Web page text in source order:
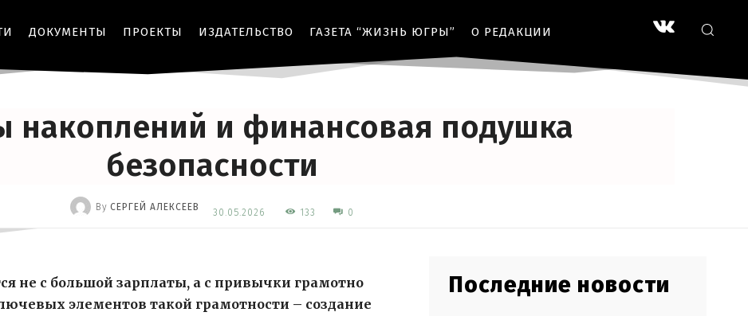
ДОКУМЕНТЫ ПРОЕКТЫ ИЗДАТЕЛЬСТВО ГАЗЕТА “ЖИЗНЬ ЮГРЫ” О РЕДАКЦИИ
накоплений и финансовая подушка
безопасности
By СЕРГЕЙ АЛЕКСЕЕВ 30.05.2026 133 0
не с большой зарплаты, а с привычки грамотно
элементов такой грамотности – создание
Последние новости